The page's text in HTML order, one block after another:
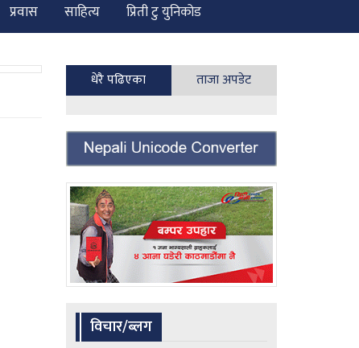
प्रवास साहित्य प्रिती टु युनिकोड
धेरै पढिएका ताजा अपडेट
विचार/ब्लग